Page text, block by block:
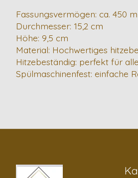
Fassungsvermögen: ca. 450
Durchmesser: 15,2 cm
Höhe: 9,5 cm
Material: Hochwertiges
Hitzebeständig: perfekt für
Spülmaschinenfest: einfache